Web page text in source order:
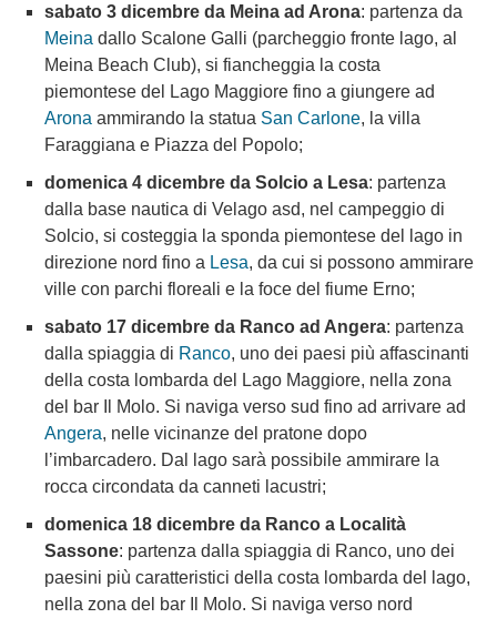
sabato 3 dicembre da Meina ad Arona: partenza da
Meina dallo Scalone Galli (parcheggio fronte lago, al
Meina Beach Club), si fiancheggia la costa
piemontese del Lago Maggiore fino a giungere ad
Arona ammirando la statua San Carlone, la villa
Faraggiana e Piazza del Popolo;
domenica 4 dicembre da Solcio a Lesa: partenza
dalla base nautica di Velago asd, nel campeggio di
Solcio, si costeggia la sponda piemontese del lago in
direzione nord fino a Lesa, da cui si possono ammirare
ville con parchi floreali e la foce del fiume Erno;
sabato 17 dicembre da Ranco ad Angera: partenza
dalla spiaggia di Ranco, uno dei paesi più affascinanti
della costa lombarda del Lago Maggiore, nella zona
del bar Il Molo. Si naviga verso sud fino ad arrivare ad
Angera, nelle vicinanze del pratone dopo
l’imbarcadero. Dal lago sarà possibile ammirare la
rocca circondata da canneti lacustri;
domenica 18 dicembre da Ranco a Località
Sassone: partenza dalla spiaggia di Ranco, uno dei
paesini più caratteristici della costa lombarda del lago,
nella zona del bar Il Molo. Si naviga verso nord